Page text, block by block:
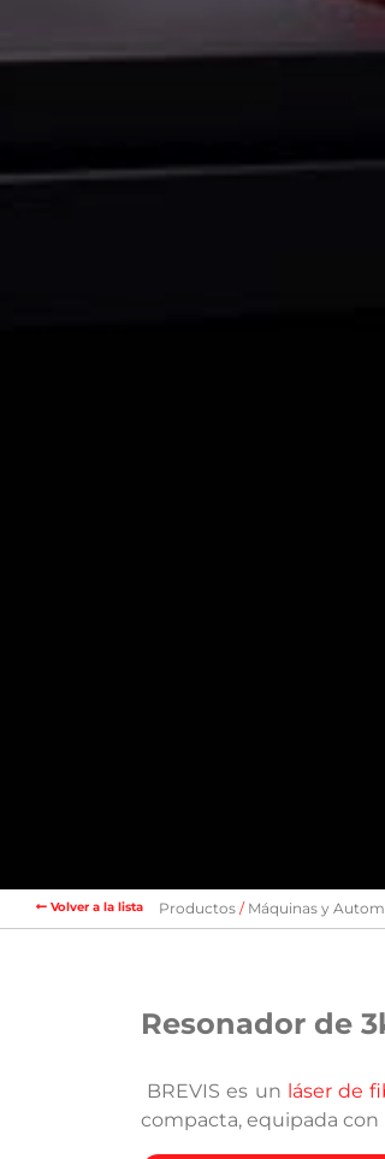
Volver a la lista Productos Máquinas y
Resonador de
BREVIS es un láser de
compacta, equipada